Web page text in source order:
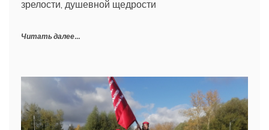
зрелости, душевной щедрости
Читать далее...